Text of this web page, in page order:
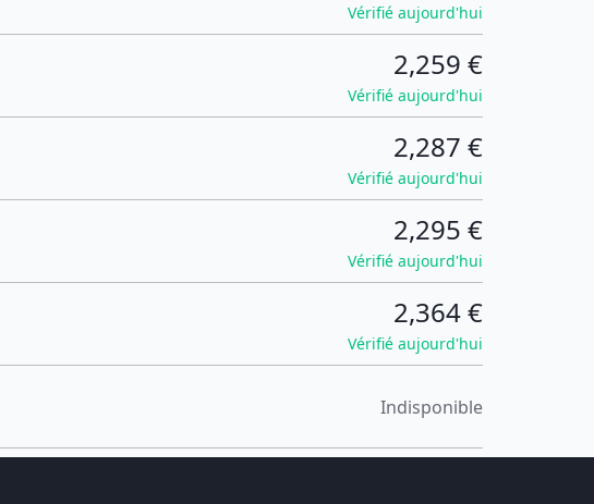
Vérifié aujourd'hui
2,259 €
Vérifié aujourd'hui
2,287 €
Vérifié aujourd'hui
2,295 €
Vérifié aujourd'hui
2,364 €
Vérifié aujourd'hui
Indisponible